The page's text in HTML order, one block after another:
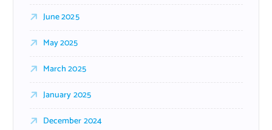
June 2025
May 2025
March 2025
January 2025
December 2024